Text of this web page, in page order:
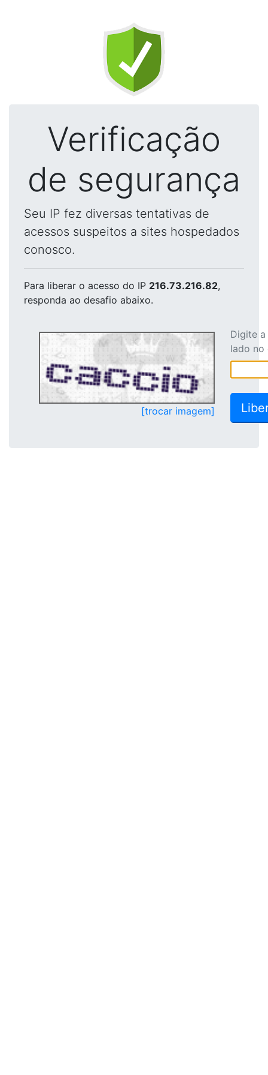
Verificação
de segurança
Seu IP fez diversas tentativas de
acessos suspeitos a sites hospedados
conosco.
Para liberar o acesso do IP 216.73.216.82,
responda ao desafio abaixo.
[trocar imagem]
Digite
lado no